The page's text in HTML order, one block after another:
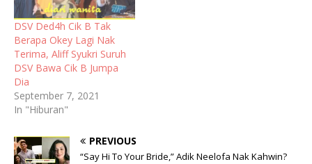
DSV Ded4h Cik B Tak
Berapa Okey Lagi Nak
Terima, Aliff Syukri Suruh
DSV Bawa Cik B Jumpa
Dia
September 7, 2021
In "Hiburan"
PREVIOUS
“Say Hi To Your Bride,” Adik Neelofa Nak Kahwin?